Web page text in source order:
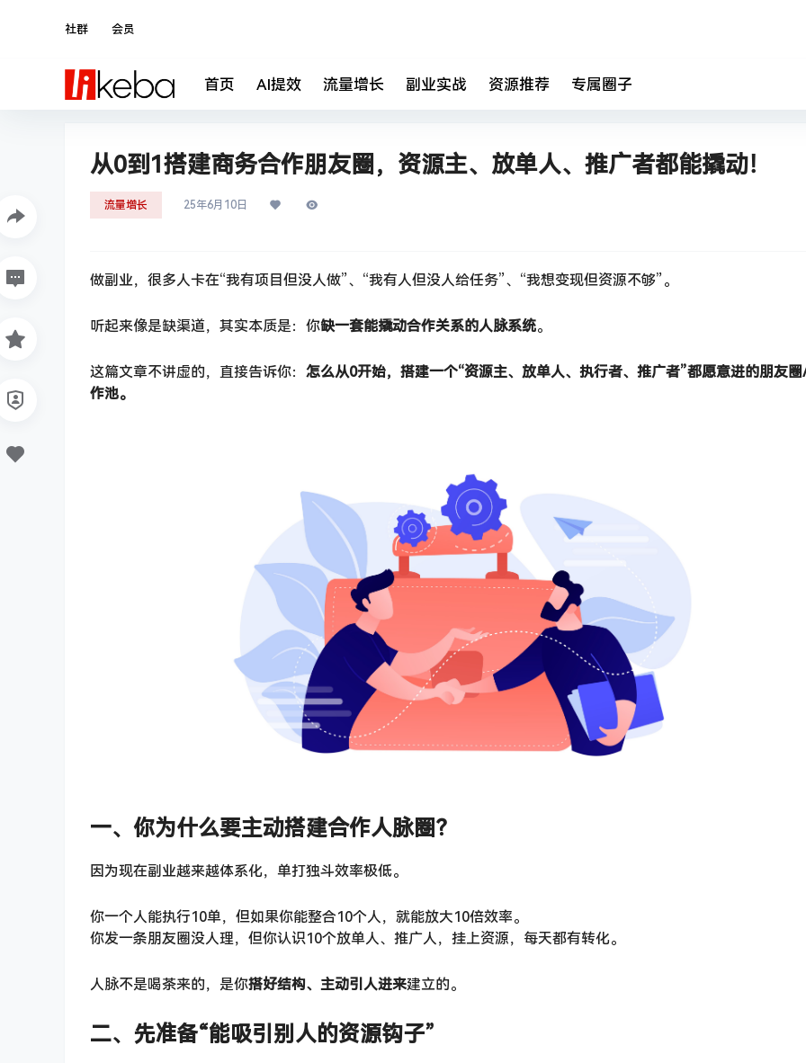
社群 会员
首页 AI提效 流量增长 副业实战 资源推荐 专属圈子
从0到1搭建商务合作朋友圈，资源主、放单人、推广者都能撬动！
流量增长 25年6月10日
做副业，很多人卡在“我有项目但没人做”、“我有人但没人给任务”、“我想变现但资源不够”。
听起来像是缺渠道，其实本质是：你缺一套能撬动合作关系的人脉系统。
这篇文章不讲虚的，直接告诉你： 怎么从0开始，搭建一个“资源主、放单人、执行者、推广者”都愿意进的朋友
作池。
一、你为什么要主动搭建合作人脉圈？
因为现在副业越来越体系化，单打独斗效率极低。
你一个人能执行10单，但如果你能整合10个人，就能放大10倍效率。
你发一条朋友圈没人理，但你认识10个放单人、推广人，挂上资源，每天都有转化。
人脉不是喝茶来的，是你搭好结构、主动引人进来建立的。
二、先准备“能吸引别人的资源钩子”